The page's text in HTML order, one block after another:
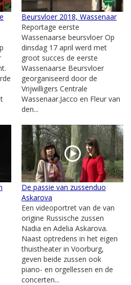
Beursvloer 2018, Wassenaar
Reportage eerste
Wassenaarse beursvloer Op
dinsdag 17 april werd met
groot succes de eerste
Wassenaarse Beursvloer
georganiseerd door de
Vrijwilligers Centrale
Wassenaar.Jacco en Fleur van
den...
De passie van zussenduo
Askarova
Een videoportret van de van
origine Russische zussen
Nadia en Adelia Askarova.
Naast optredens in het eigen
thuistheater in Voorburg,
geven beide zussen ook
piano- en orgellessen en de
concerten...